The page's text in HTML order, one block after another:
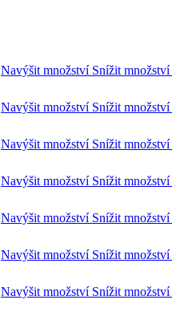
Navýšit množství Snížit množství
Navýšit množství Snížit množství
Navýšit množství Snížit množství
Navýšit množství Snížit množství
Navýšit množství Snížit množství
Navýšit množství Snížit množství
Navýšit množství Snížit množství